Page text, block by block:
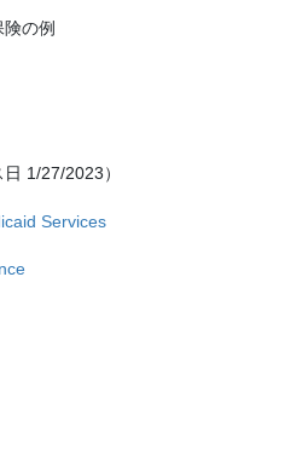
の例
1/27/2023）
Services